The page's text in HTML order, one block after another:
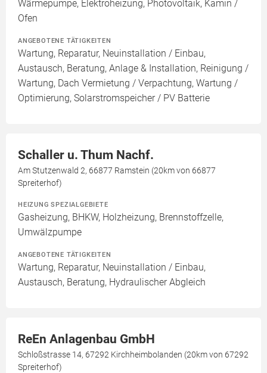
Wärmepumpe, Elektroheizung, Photovoltaik, Kamin /
Ofen
ANGEBOTENE TÄTIGKEITEN
Wartung, Reparatur, Neuinstallation / Einbau,
Austausch, Beratung, Anlage & Installation, Reinigung /
Wartung, Dach Vermietung / Verpachtung, Wartung /
Optimierung, Solarstromspeicher / PV Batterie
Schaller u. Thum Nachf.
Am Stutzenwald 2, 66877 Ramstein (20km von 66877
Spreiterhof)
HEIZUNG SPEZIALGEBIETE
Gasheizung, BHKW, Holzheizung, Brennstoffzelle,
Umwälzpumpe
ANGEBOTENE TÄTIGKEITEN
Wartung, Reparatur, Neuinstallation / Einbau,
Austausch, Beratung, Hydraulischer Abgleich
ReEn Anlagenbau GmbH
Schloßstrasse 14, 67292 Kirchheimbolanden (20km von 67292
Spreiterhof)